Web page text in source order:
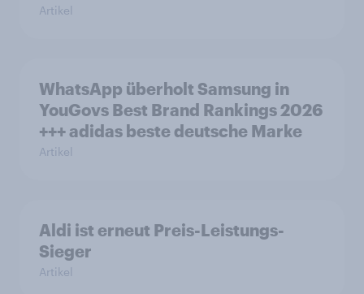
Artikel
WhatsApp überholt Samsung in
YouGovs Best Brand Rankings 2026
+++ adidas beste deutsche Marke
Artikel
Aldi ist erneut Preis-Leistungs-
Sieger
Artikel